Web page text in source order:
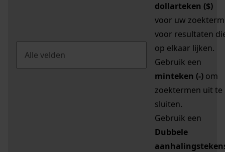
dollarteken ($)
voor uw zoekterm
voor resultaten
op elkaar lijken.
Gebruik een
minteken (-) om
zoektermen uit te
sluiten.
Gebruik een
Dubbele